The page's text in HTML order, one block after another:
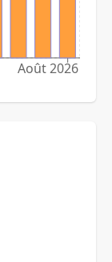
Août 2026